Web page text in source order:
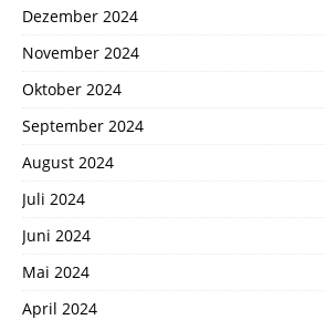
Dezember 2024
November 2024
Oktober 2024
September 2024
August 2024
Juli 2024
Juni 2024
Mai 2024
April 2024